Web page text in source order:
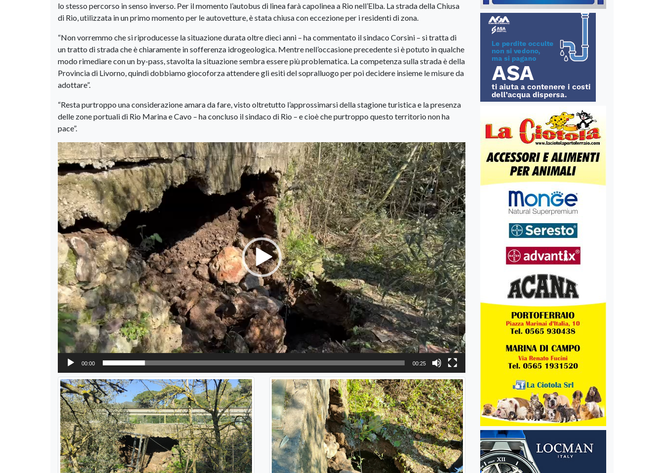
lo stesso percorso in senso inverso. Per il momento l’autobus di linea farà capolinea a Rio nell’Elba. La strada della Chiusa
di Rio, utilizzata in un primo momento per le autovetture, è stata chiusa con eccezione per i residenti di zona.
“Non vorremmo che si riproducesse la situazione durata oltre dieci anni – ha commentato il sindaco Corsini – si tratta di
un tratto di strada che è chiaramente in sofferenza idrogeologica. Mentre nell’occasione precedente si è potuto in qualche
modo rimediare con un by-pass, stavolta la situazione sembra essere più problematica. La competenza sulla strada è della
Provincia di Livorno, quindi dobbiamo giocoforza attendere gli esiti del sopralluogo per poi decidere insieme le misure da
adottare”.
“Resta purtroppo una considerazione amara da fare, visto oltretutto l’approssimarsi della stagione turistica e la presenza
delle zone portuali di Rio Marina e Cavo – ha concluso il sindaco di Rio – e cioè che purtroppo questo territorio non ha
pace”.
Video
Player
00:00 00:25